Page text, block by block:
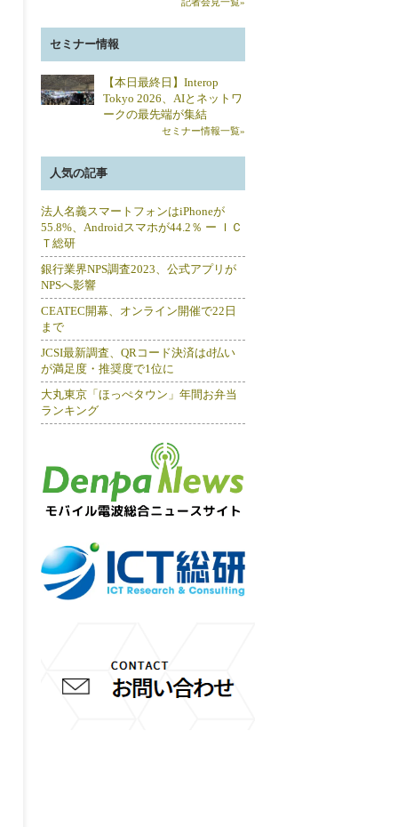
セミナー情報
【本日最終日】Interop
Tokyo 2026、AIとネットワ
ークの最先端が集結
セミナー情報一覧»
人気の記事
法人名義スマートフォンはiPhoneが
55.8%、Androidスマホが44.2％ ー ＩＣ
Ｔ総研
銀行業界NPS調査2023、公式アプリが
NPSへ影響
CEATEC開幕、オンライン開催で22日
まで
JCSI最新調査、QRコード決済はd払い
が満足度・推奨度で1位に
大丸東京「ほっぺタウン」年間お弁当
ランキング